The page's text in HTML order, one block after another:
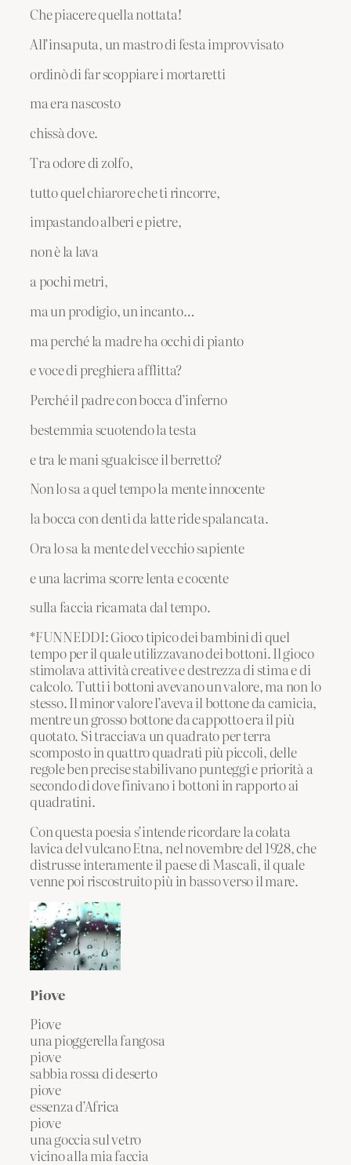
Che piacere quella nottata!
All’insaputa, un mastro di festa improvvisato
ordinò di far scoppiare i mortaretti
ma era nascosto
chissà dove.
Tra odore di zolfo,
tutto quel chiarore che ti rincorre,
impastando alberi e pietre,
non è la lava
a pochi metri,
ma un prodigio, un incanto…
ma perché la madre ha occhi di pianto
e voce di preghiera afflitta?
Perché il padre con bocca d’inferno
bestemmia scuotendo la testa
e tra le mani sgualcisce il berretto?
Non lo sa a quel tempo la mente innocente
la bocca con denti da latte ride spalancata.
Ora lo sa la mente del vecchio sapiente
e una lacrima scorre lenta e cocente
sulla faccia ricamata dal tempo.
*FUNNEDDI: Gioco tipico dei bambini di quel
tempo per il quale utilizzavano dei bottoni. Il gioco
stimolava attività creative e destrezza di stima e di
calcolo. Tutti i bottoni avevano un valore, ma non lo
stesso. Il minor valore l’aveva il bottone da camicia,
mentre un grosso bottone da cappotto era il più
quotato. Si tracciava un quadrato per terra
scomposto in quattro quadrati più piccoli, delle
regole ben precise stabilivano punteggi e priorità a
secondo di dove finivano i bottoni in rapporto ai
quadratini.
Con questa poesia s’intende ricordare la colata
lavica del vulcano Etna, nel novembre del 1928, che
distrusse interamente il paese di Mascali, il quale
venne poi riscostruito più in basso verso il mare.
Piove
Piove
una pioggerella fangosa
piove
sabbia rossa di deserto
piove
essenza d’Africa
piove
una goccia sul vetro
vicino alla mia faccia